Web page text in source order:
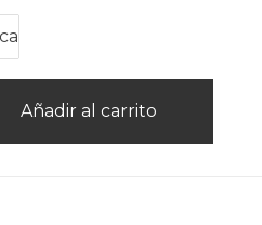
Añadir al carrito